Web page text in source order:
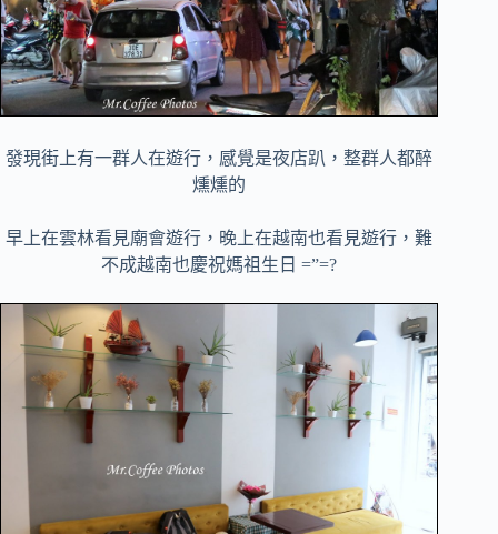
發現街上有一群人在遊行，感覺是夜店趴，整群人都醉
燻燻的
早上在雲林看見廟會遊行，晚上在越南也看見遊行，難
不成越南也慶祝媽祖生日 =”=?